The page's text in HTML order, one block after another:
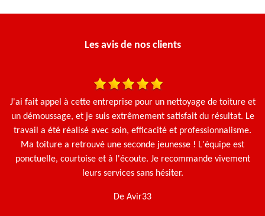
Les avis de nos clients
J'ai fait appel à cette entreprise pour un nettoyage de toiture et
un démoussage, et je suis extrêmement satisfait du résultat. Le
travail a été réalisé avec soin, efficacité et professionnalisme.
Ma toiture a retrouvé une seconde jeunesse ! L'équipe est
ponctuelle, courtoise et à l'écoute. Je recommande vivement
leurs services sans hésiter.
De Avir33